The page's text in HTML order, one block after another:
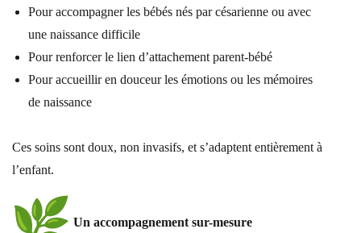
Pour accompagner les bébés nés par césarienne ou avec
une naissance difficile
Pour renforcer le lien d’attachement parent-bébé
Pour accueillir en douceur les émotions ou les mémoires
de naissance
Ces soins sont doux, non invasifs, et s’adaptent entièrement à
l’enfant.
Un accompagnement sur-mesure